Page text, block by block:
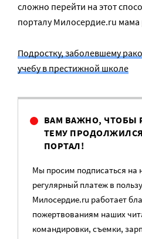
сложно перейти на этот
порталу Милосердие.ru мама
Подростку, заболевшему
учебу в престижной школе
ВАМ ВАЖНО, ЧТОБЫ
ТЕМУ
ПОРТАЛ!
Мы просим подписаться на
регулярный платеж в
Милосердие.ru работает
пожертвованиям наших
командировки, съемки,